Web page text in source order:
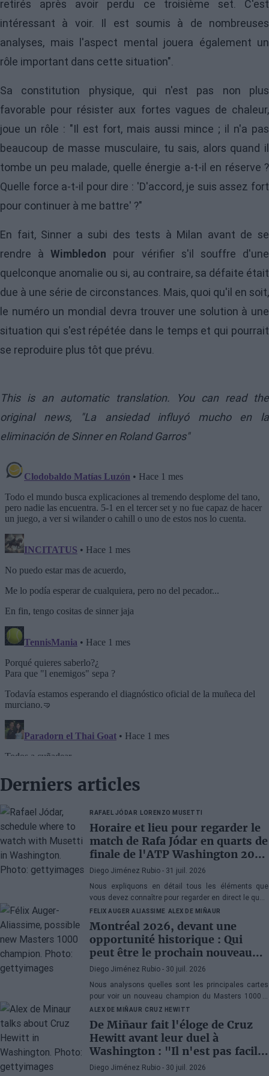
retirés après avoir perdu ce troisième set. C'est
intéressant à voir. Il est soumis à de nombreuses
analyses, mais l'aspect mental jouera également un
rôle important dans cette situation".
Sa constitution physique, qui n'est pas non plus
favorable pour résister aux fortes vagues de chaleur,
joue un rôle : "Il est fort, mais aussi mince ; il n'a pas
beaucoup de masse musculaire, tu sais, alors quand il
tombe un peu malade, quelle énergie a-t-il en réserve ?
Quelle force a-t-il pour dire : 'D'accord, je suis assez fort
pour continuer à me battre' ?"
En fait, Sinner a subi des tests à Milan avant de se
rendre àWimbledon pour vérifier s'il souffre d'une
quelconque anomalie ou si, au contraire, sa défaite était
due à une série de circonstances. Mais, quoi qu'il en soit,
le numéro un mondial devra trouver une solution à une
situation qui s'est répétée dans le temps et qui pourrait
se reproduire plus tôt que prévu.
This is an automatic translation. You can read the
original news,
"La ansiedad influyó mucho en la
eliminación de Sinner en Roland Garros"
Derniers articles
RAFAEL JÓDAR LORENZO MUSETTI
Horaire et lieu pour regarder le
match de Rafa Jódar en quarts de
finale de l'ATP Washington 2026
contre Musetti
Diego Jiménez Rubio - 31 juil. 2026
Nous expliquons en détail tous les éléments que
vous devez connaître pour regarder en direct le quart
de finale de l'ATP 500 Washington 2026 entre Rafa
Jódar et Lorenzo Musetti.
FELIX AUGER ALIASSIME ALEX DE MIÑAUR
Montréal 2026, devant une
opportunité historique : Qui
peut être le prochain nouveau
champion du Masters 1000 ?
Diego Jiménez Rubio - 30 juil. 2026
Nous analysons quelles sont les principales cartes
pour voir un nouveau champion du Masters 1000 à
Montréal. Ce serait la cinquième année consécutive
avec un vainqueur inédit au Canada.
ALEX DE MIÑAUR CRUZ HEWITT
De Miñaur fait l'éloge de Cruz
Hewitt avant leur duel à
Washington : "Il n'est pas facile
de se consacrer au tennis en
Diego Jiménez Rubio - 30 juil. 2026